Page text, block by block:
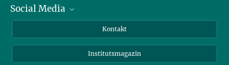
Alumni
Fördernde
Social Media
Bluesky
Facebook
Kontakt
Institutsmagazin